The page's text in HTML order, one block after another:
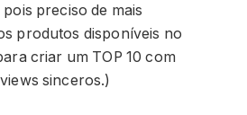
preciso de mais
produtos disponíveis no
criar um TOP 10 com
sinceros.)